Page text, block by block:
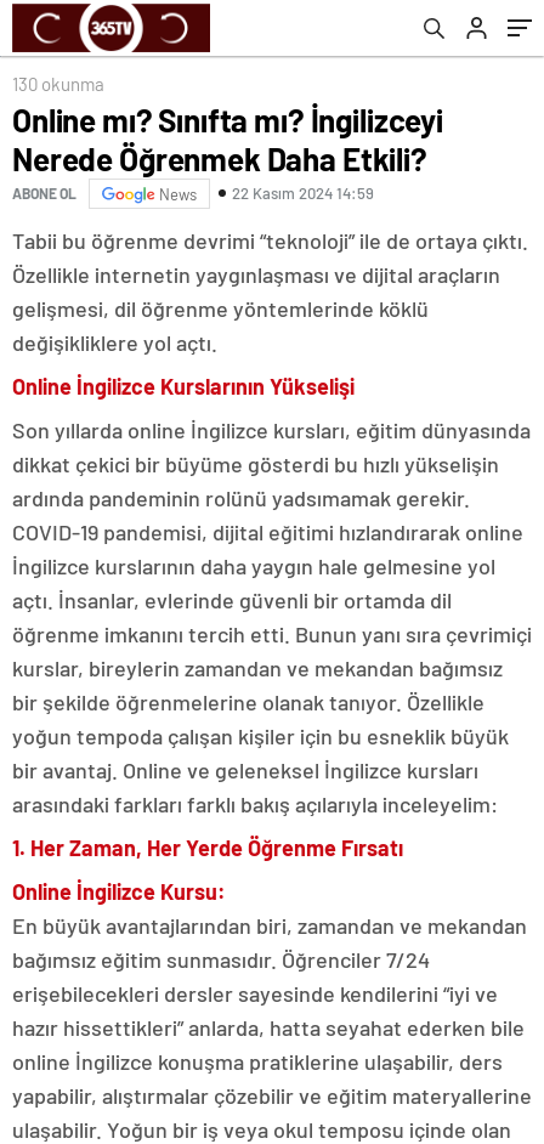
130 okunma
Online mı? Sınıfta mı? İngilizceyi
Nerede Öğrenmek Daha Etkili?
ABONE OL News 22 Kasım 2024 14:59
Tabii bu öğrenme devrimi “teknoloji” ile de ortaya çıktı.
Özellikle internetin yaygınlaşması ve dijital araçların
gelişmesi, dil öğrenme yöntemlerinde köklü
değişikliklere yol açtı.
Online İngilizce Kurslarının Yükselişi
Son yıllarda online İngilizce kursları, eğitim dünyasında
dikkat çekici bir büyüme gösterdi bu hızlı yükselişin
ardında pandeminin rolünü yadsımamak gerekir.
COVID-19 pandemisi, dijital eğitimi hızlandırarak online
İngilizce kurslarının daha yaygın hale gelmesine yol
açtı. İnsanlar, evlerinde güvenli bir ortamda dil
öğrenme imkanını tercih etti. Bunun yanı sıra çevrimiçi
kurslar, bireylerin zamandan ve mekandan bağımsız
bir şekilde öğrenmelerine olanak tanıyor. Özellikle
yoğun tempoda çalışan kişiler için bu esneklik büyük
bir avantaj. Online ve geleneksel İngilizce kursları
arasındaki farkları farklı bakış açılarıyla inceleyelim:
1. Her Zaman, Her Yerde Öğrenme Fırsatı
Online İngilizce Kursu:
En büyük avantajlarından biri, zamandan ve mekandan
bağımsız eğitim sunmasıdır. Öğrenciler 7/24
erişebilecekleri dersler sayesinde kendilerini “iyi ve
hazır hissettikleri” anlarda, hatta seyahat ederken bile
online İngilizce konuşma pratiklerine ulaşabilir, ders
yapabilir, alıştırmalar çözebilir ve eğitim materyallerine
ulaşabilir. Yoğun bir iş veya okul temposu içinde olan